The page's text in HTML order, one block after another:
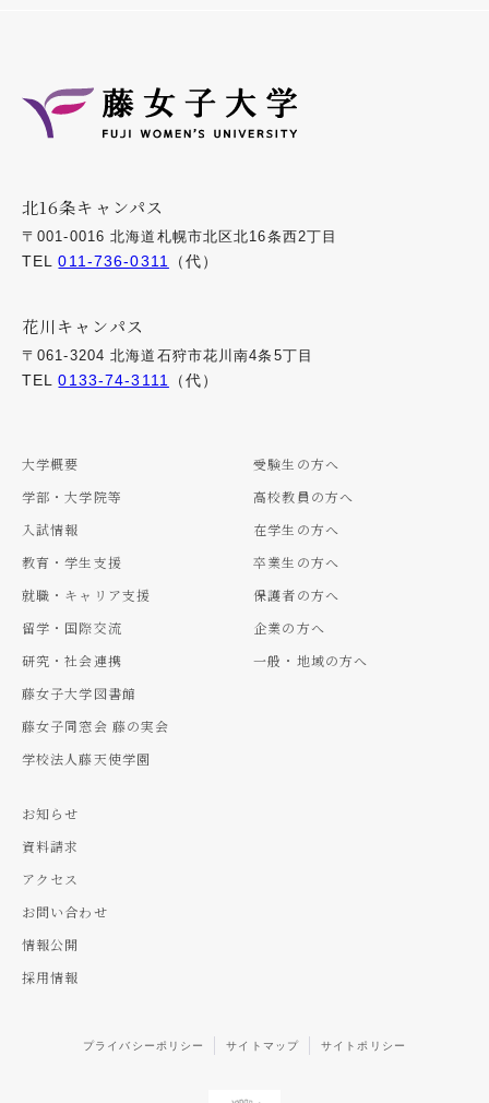
北16条キャンパス
〒001-0016 北海道札幌市北区北16条西2丁目
TEL011-736-0311 （代）
花川キャンパス
〒061-3204 北海道石狩市花川南4条5丁目
TEL0133-74-3111 （代）
大学概要
学部・大学院等
入試情報
教育・学生支援
就職・キャリア支援
留学・国際交流
研究・社会連携
藤女子大学図書館
藤女子同窓会 藤の実会
学校法人藤天使学園
受験生の方へ
高校教員の方へ
在学生の方へ
卒業生の方へ
保護者の方へ
企業の方へ
一般・地域の方へ
お知らせ
資料請求
アクセス
お問い合わせ
情報公開
採用情報
プライバシーポリシー サイトマップ サイトポリシー